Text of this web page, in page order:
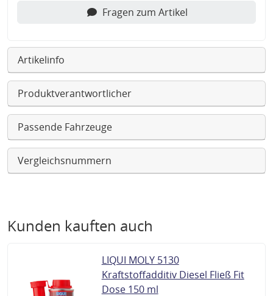
Fragen zum Artikel
Artikelinfo
Produktverantwortlicher
Passende Fahrzeuge
Vergleichsnummern
Kunden kauften auch
LIQUI MOLY 5130
Kraftstoffadditiv Diesel Fließ Fit
Dose 150 ml